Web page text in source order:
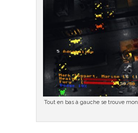
Tout en bas à gauche se trouve